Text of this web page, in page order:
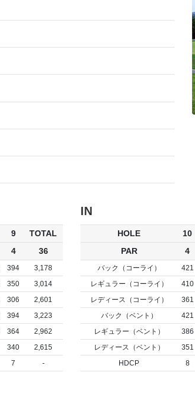
9
TOTAL
4 36
394
3,178
350
3,014
306
2,601
394
3,223
364
2,962
340
2,615
7 -
IN
HOLE 10
PAR
4
バック（コーライ） 421
レギュラー（コーライ）
410
レディース（コーライ）
361
バック（ベント）
421
レギュラー（ベント）
386
レディース（ベント）
351
HDCP
8